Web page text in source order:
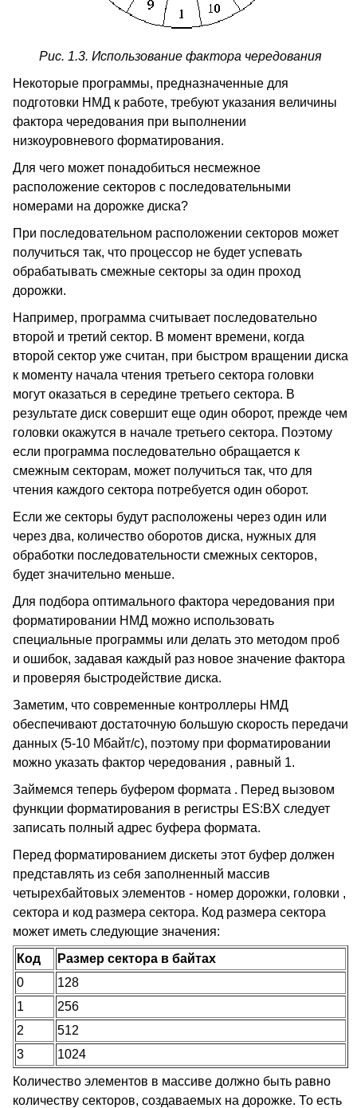
Рис. 1.3. Использование фактора чередования
Некоторые программы, предназначенные для
подготовки НМД к работе, требуют указания величины
фактора чередования при выполнении
низкоуровневого форматирования.
Для чего может понадобиться несмежное
расположение секторов с последовательными
номерами на дорожке диска?
При последовательном расположении секторов может
получиться так, что процессор не будет успевать
обрабатывать смежные секторы за один проход
дорожки.
Например, программа считывает последовательно
второй и третий сектор. В момент времени, когда
второй сектор уже считан, при быстром вращении диска
к моменту начала чтения третьего сектора головки
могут оказаться в середине третьего сектора. В
результате диск совершит еще один оборот, прежде чем
головки окажутся в начале третьего сектора. Поэтому
если программа последовательно обращается к
смежным секторам, может получиться так, что для
чтения каждого сектора потребуется один оборот.
Если же секторы будут расположены через один или
через два, количество оборотов диска, нужных для
обработки последовательности смежных секторов,
будет значительно меньше.
Для подбора оптимального фактора чередования при
форматировании НМД можно использовать
специальные программы или делать это методом проб
и ошибок, задавая каждый раз новое значение фактора
и проверяя быстродействие диска.
Заметим, что современные контроллеры НМД
обеспечивают достаточную большую скорость передачи
данных (5-10 Мбайт/с), поэтому при форматировании
можно указать фактор чередования , равный 1.
Займемся теперь буфером формата . Перед вызовом
функции форматирования в регистры ES:BX следует
записать полный адрес буфера формата.
Перед форматированием дискеты этот буфер должен
представлять из себя заполненный массив
четырехбайтовых элементов - номер дорожки, головки ,
сектора и код размера сектора. Код размера сектора
может иметь следующие значения:
Код
Размер сектора в байтах
0
128
1
256
2
512
3
1024
Количество элементов в массиве должно быть равно
количеству секторов, создаваемых на дорожке. То есть